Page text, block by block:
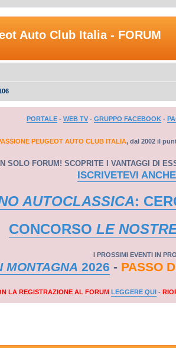
Auto Club Italia - FORUM
PORTALE - WEB TV - GRUPPO FACEBOOK -
PEUGEOT AUTO CLUB ITALIA, dal 2002 il
SOLO FORUM! SCOPRITE I VANTAGGI DI
ISCRIVETEVI
AUTOCLASSICA:
CONCORSO LE
I PROSSIMI EVENTI IN
MONTAGNA 2026 - PASSO
LA REGISTRAZIONE AL FORUM LEGGERE QUI -